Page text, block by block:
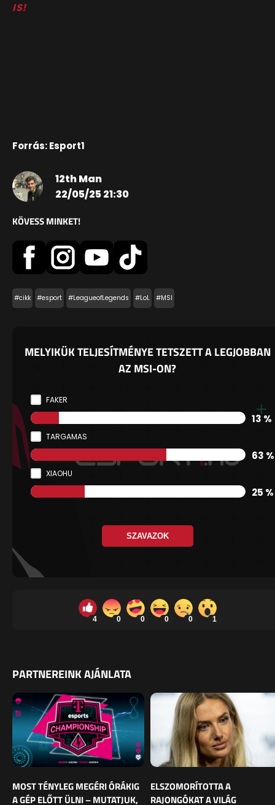
IS!
Forrás: Esport1
12th Man
22/05/25 21:30
KÖVESS MINKET!
#cikk #esport #LeagueofLegends #LoL #MSI
MELYIKÜK TELJESÍTMÉNYE TETSZETT A LEGJOBBAN
AZ MSI-ON?
FAKER
13 %
TARGAMAS
63 %
XIAOHU
25 %
SZAVAZOK
4 0 0 0 0 1
PARTNEREINK AJÁNLATA
MOST TÉNYLEG MEGÉRI ÓRÁKIG
A GÉP ELŐTT ÜLNI – MUTATJUK,
ELSZOMORÍTOTTA A
RAJONGÓKAT A VILÁG